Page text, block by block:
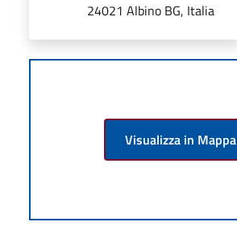
24021 Albino BG, Italia
Visualizza in Mappa